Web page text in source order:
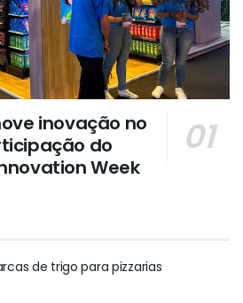
inovação no
do
Week
de trigo para pizzarias